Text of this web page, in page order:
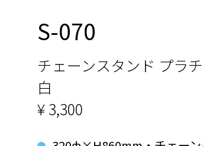
S-070
チェーンスタンド プラ
白
¥ 3,300